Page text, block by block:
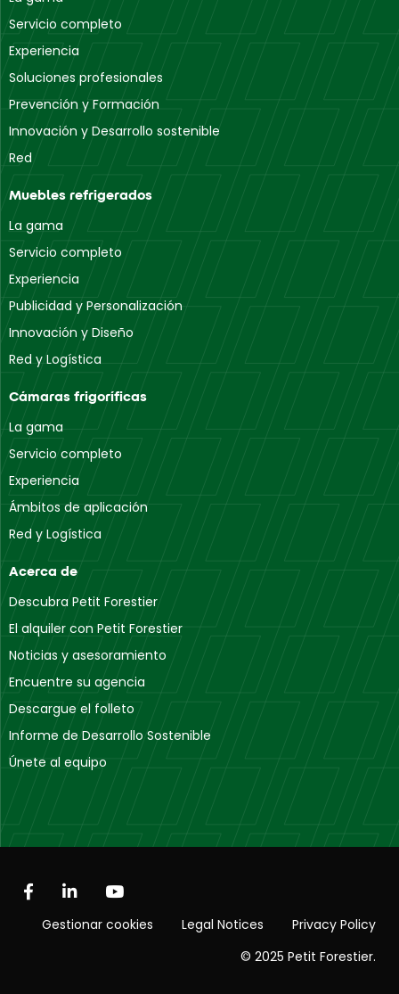
Servicio completo
Experiencia
Soluciones profesionales
Prevención y Formación
Innovación y Desarrollo sostenible
Red
Muebles refrigerados
La gama
Servicio completo
Experiencia
Publicidad y Personalización
Innovación y Diseño
Red y Logística
Cámaras frigoríficas
La gama
Servicio completo
Experiencia
Ámbitos de aplicación
Red y Logística
Acerca de
Descubra Petit Forestier
El alquiler con Petit Forestier
Noticias y asesoramiento
Encuentre su agencia
Descargue el folleto
Informe de Desarrollo Sostenible
Únete al equipo
Gestionar cookies Legal Notices
Privacy Policy
© 2025 Petit Forestier.